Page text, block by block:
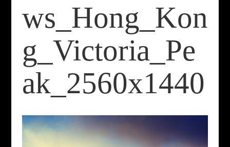
ws_Hong_Kon
g_Victoria_Pe
ak_2560x1440